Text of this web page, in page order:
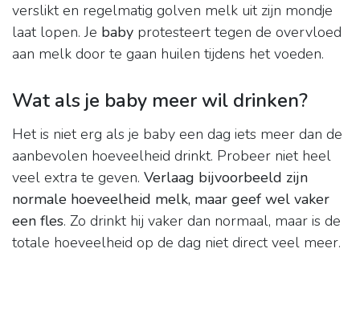
verslikt en regelmatig golven melk uit zijn mondje
laat lopen. Je baby protesteert tegen de overvloed
aan melk door te gaan huilen tijdens het voeden.
Wat als je baby meer wil drinken?
Het is niet erg als je baby een dag iets meer dan de
aanbevolen hoeveelheid drinkt. Probeer niet heel
veel extra te geven. Verlaag bijvoorbeeld zijn
normale hoeveelheid melk, maar geef wel vaker
een fles. Zo drinkt hij vaker dan normaal, maar is de
totale hoeveelheid op de dag niet direct veel meer.